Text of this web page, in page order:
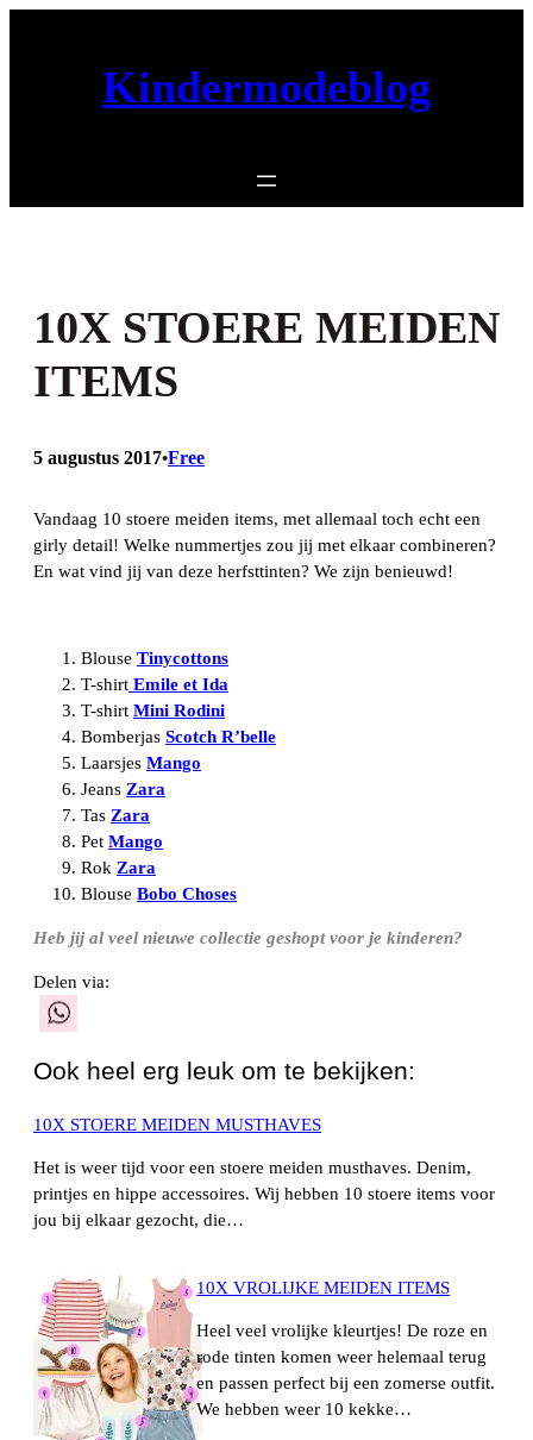
Kindermodeblog
10X STOERE MEIDEN
ITEMS
5 augustus 2017•Free
Vandaag 10 stoere meiden items, met allemaal toch echt een
girly detail! Welke nummertjes zou jij met elkaar combineren?
En wat vind jij van deze herfsttinten? We zijn benieuwd!
Blouse Tinycottons
T-shirt Emile et Ida
T-shirt Mini Rodini
Bomberjas Scotch R’belle
Laarsjes Mango
Jeans Zara
Tas Zara
Pet Mango
Rok Zara
Blouse Bobo Choses
Heb jij al veel nieuwe collectie geshopt voor je kinderen?
Delen via:
Ook heel erg leuk om te bekijken:
10X STOERE MEIDEN MUSTHAVES
Het is weer tijd voor een stoere meiden musthaves. Denim,
printjes en hippe accessoires. Wij hebben 10 stoere items voor
jou bij elkaar gezocht, die…
10X VROLIJKE MEIDEN ITEMS
Heel veel vrolijke kleurtjes! De roze en
rode tinten komen weer helemaal terug
en passen perfect bij een zomerse outfit.
We hebben weer 10 kekke…